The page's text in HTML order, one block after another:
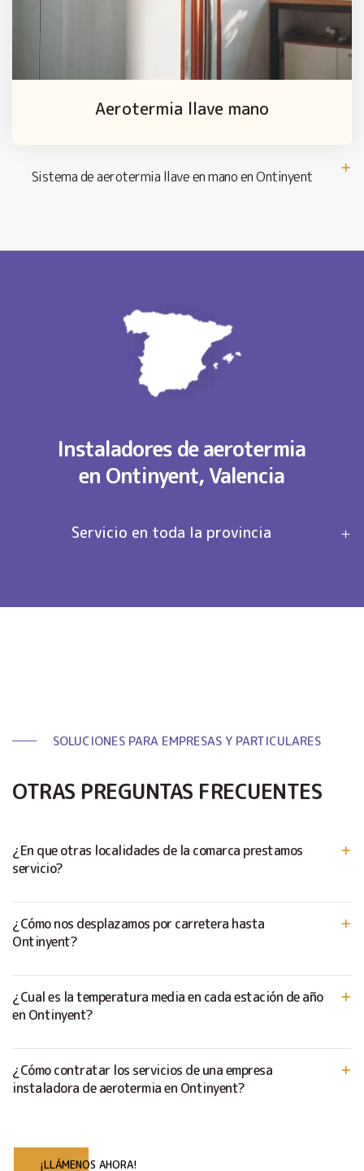
Aerotermia llave mano
Sistema de aerotermia llave en mano en Ontinyent
Instaladores de aerotermia
en Ontinyent, Valencia
Servicio en toda la provincia
SOLUCIONES PARA EMPRESAS Y PARTICULARES
OTRAS PREGUNTAS FRECUENTES
¿En que otras localidades de la comarca prestamos
servicio?
¿Cómo nos desplazamos por carretera hasta
Ontinyent?
¿Cual es la temperatura media en cada estación de año
en Ontinyent?
¿Cómo contratar los servicios de una empresa
instaladora de aerotermia en Ontinyent?
¡LLÁMENOS AHORA!